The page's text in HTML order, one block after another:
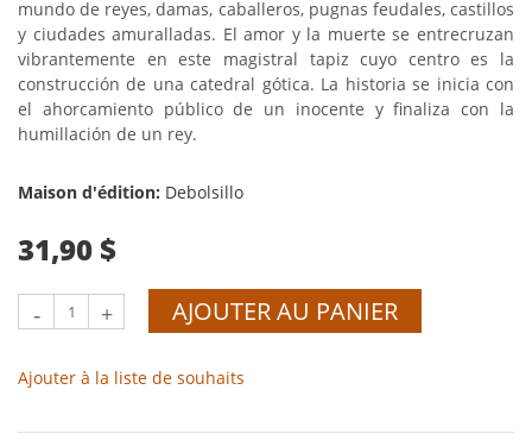
mundo de reyes, damas, caballeros, pugnas feudales, castillos
y ciudades amuralladas. El amor y la muerte se entrecruzan
vibrantemente en este magistral tapiz cuyo centro es la
construcción de una catedral gótica. La historia se inicia con
el ahorcamiento público de un inocente y finaliza con la
humillación de un rey.
Maison d'édition: Debolsillo
31,90 $
- + AJOUTER AU PANIER
Ajouter à la liste de souhaits